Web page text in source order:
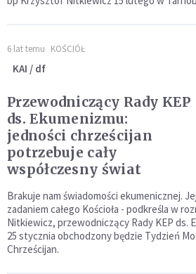
6 lat temu KOŚCIÓŁ
KAI / df
Przewodniczący Rady KEP
ds. Ekumenizmu:
jedności chrześcijan
potrzebuje cały
współczesny świat
Brakuje nam świadomości ekumenicznej.
zadaniem całego Kościoła - podkreśla w
Nitkiewicz, przewodniczący Rady KEP ds.
25 stycznia obchodzony będzie Tydzień
Chrześcijan.